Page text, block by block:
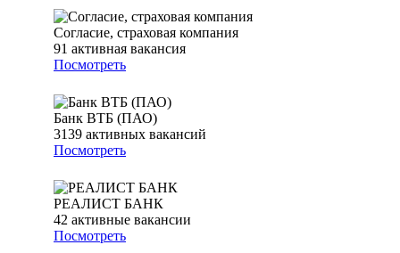
Согласие, страховая компания
91 активная вакансия
Посмотреть
Банк ВТБ (ПАО)
3139 активных вакансий
Посмотреть
РЕАЛИСТ БАНК
42 активные вакансии
Посмотреть